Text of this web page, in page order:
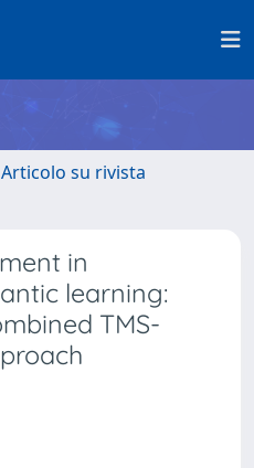
su rivista
in
learning:
TMS-